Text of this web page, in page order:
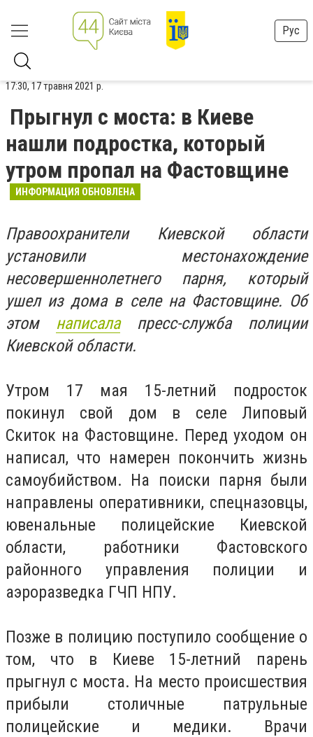
Рус
17:30, 17 травня 2021 р.
Прыгнул с моста: в Киеве
нашли подростка, который
утром пропал на Фастовщине
ИНФОРМАЦИЯ ОБНОВЛЕНА
Правоохранители Киевской области
установили местонахождение
несовершеннолетнего парня, который
ушел из дома в селе на Фастовщине. Об
этом написалапресс-служба полиции
Киевской области.
Утром 17 мая 15-летний подросток
покинул свой дом в селе Липовый
Скиток на Фастовщине. Перед уходом он
написал, что намерен покончить жизнь
самоубийством. На поиски парня были
направлены оперативники, спецназовцы,
ювенальные полицейские Киевской
области, работники Фастовского
районного управления полиции и
аэроразведка ГЧП НПУ.
Позже в полицию поступило сообщение о
том, что в Киеве 15-летний парень
прыгнул с моста. На место происшествия
прибыли столичные патрульные
полицейские и медики. Врачи